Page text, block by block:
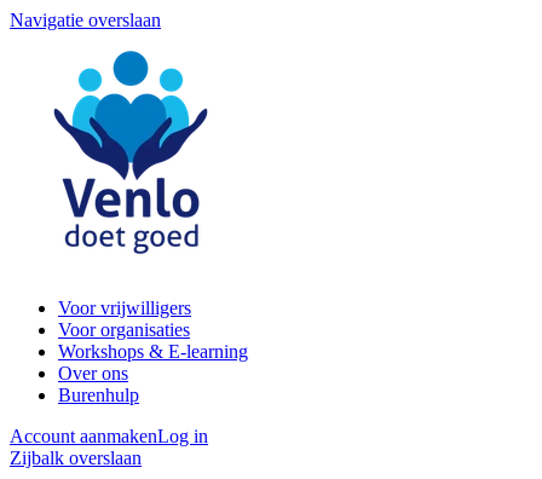
Navigatie overslaan
Voor vrijwilligers
Voor organisaties
Workshops & E-learning
Over ons
Burenhulp
Account aanmakenLog in
Zijbalk overslaan